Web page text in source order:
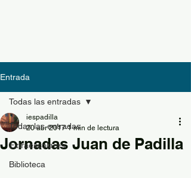
Entrada
Todas las entradas
Extraescolares
Biblioteca
Todas las entradas
Jornadas Juan de Padilla
iespadilla
20 abr 2017 1 min de lectura